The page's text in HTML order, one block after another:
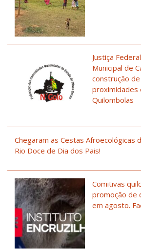
Justiça
Municipal de
construção
proximidades
Quilombolas
Chegaram as Cestas Afroecológicas
Rio Doce de Dia dos Pais!
Comitivas
promoção de
em agosto.